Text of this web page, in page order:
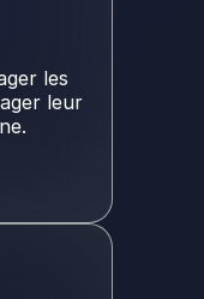
les
leur